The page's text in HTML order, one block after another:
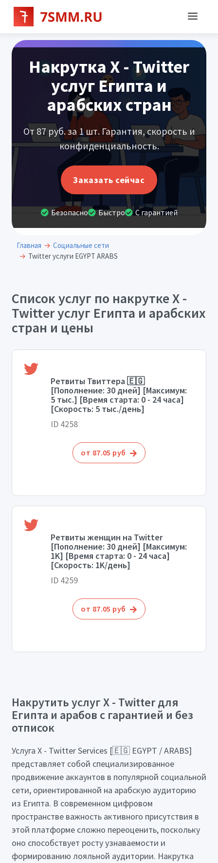
Накрутка X - Twitter
услуг Египта и
арабских стран
От 87 руб. за 1 шт. Гарантия, скорость и
конфиденциальность.
Заказать сейчас
Безопасно Быстро С гарантией
Главная
Социальные сети
Twitter услуги EGYPT ARABS
Список услуг по накрутке X -
Twitter услуг Египта и арабских
стран и цены
Ретвиты Твиттера 🇪🇬
[Пополнение: 30 дней] [Максимум:
5 тыс.] [Время старта: 0 - 24 часа]
[Скорость: 5 тыс./день]
ID 4258
от 87.05 руб
Ретвиты женщин на Twitter
[Пополнение: 30 дней] [Максимум:
1K] [Время старта: 0 - 24 часа]
[Скорость: 1K/день]
ID 4259
от 87.05 руб
Накрутить услуг X - Twitter для
Египта и арабов с гарантией и без
отписок
Услуга X - Twitter Services [🇪🇬 EGYPT / ARABS]
представляет собой специализированное
продвижение аккаунтов в популярной социальной
сети, ориентированной на арабскую аудиторию
из Египта. В современном цифровом
пространстве важность активного присутствия в
этой платформе сложно переоценить, поскольку
оно способствует росту узнаваемости и
формированию лояльной аудитории. Накрутка